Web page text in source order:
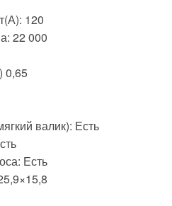
120
22 000
0,65
валик): Есть
Есть